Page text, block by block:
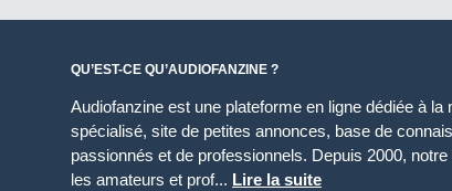
QU’EST-CE QU’AUDIOFANZINE ?
Audiofanzine est une plateforme en ligne dédiée à la
spécialisé, site de petites annonces, base de
passionnés et de professionnels. Depuis 2000,
les amateurs et prof... Lire la suite